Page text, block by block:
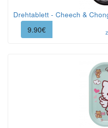
Drehtablett - Cheech &
9.90€